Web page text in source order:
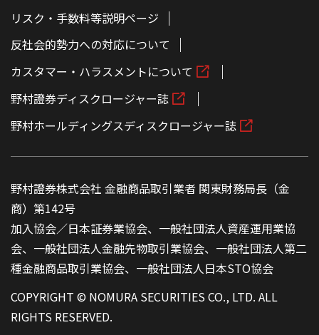
リスク・手数料等説明ページ
反社会的勢力への対応について
カスタマー・ハラスメントについて
野村證券ディスクロージャー誌
野村ホールディングスディスクロージャー誌
野村證券株式会社 金融商品取引業者 関東財務局長（金
商）第142号
加入協会／日本証券業協会、一般社団法人資産運用業協
会、一般社団法人金融先物取引業協会、一般社団法人第二
種金融商品取引業協会、一般社団法人日本STO協会
COPYRIGHT © NOMURA SECURITIES CO., LTD. ALL
RIGHTS RESERVED.